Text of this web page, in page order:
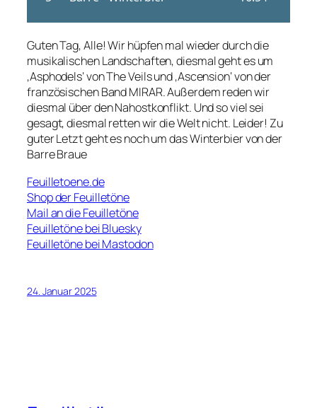
Guten Tag, Alle! Wir hüpfen mal wieder durch die
musikalischen Landschaften, diesmal geht es um
‚Asphodels‘ von The Veils und ‚Ascension‘ von der
französischen Band MIRAR. Außerdem reden wir
diesmal über den Nahostkonflikt. Und so viel sei
gesagt, diesmal retten wir die Welt nicht. Leider! Zu
guter Letzt geht es noch um das Winterbier von der
Barre Braue
Feuilletoene.de
Shop der Feuilletöne
Mail an die Feuilletöne
Feuilletöne bei Bluesky
Feuilletöne bei Mastodon
24. Januar 2025